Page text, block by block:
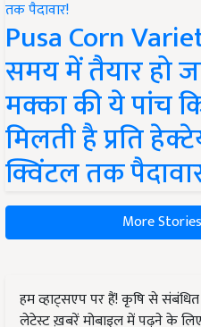
Pusa Corn
समय में तैयार हो
मक्का की ये पांच
मिलती है प्रति
क्विंटल तक
More Stories
हम व्हाट्सएप पर हैं! कृषि से
लेटेस्ट ख़बरें मोबाइल में पढ़ने के